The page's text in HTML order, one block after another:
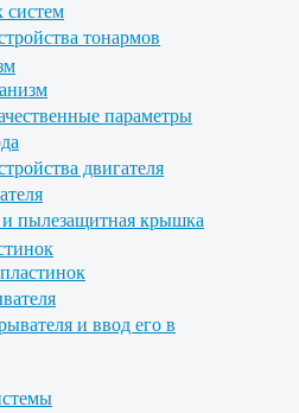
тонармов
параметры
двигателя
и пылезащитная крышка
и ввод его в